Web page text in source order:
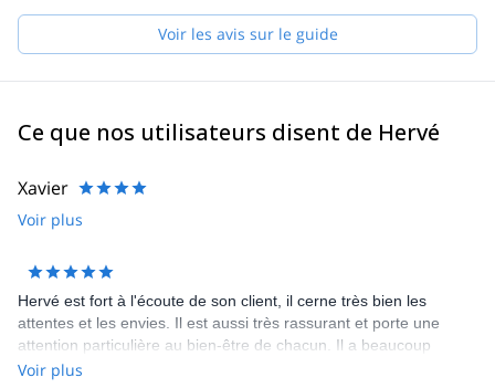
années 90, j'ai fait plusieurs programmes au Népal (Helambu,
clients : La traversée du Rolwaling (Perchamo, Mera Peak
Patagonie (en Argentine), le programme Manaslu au Népal,
J'aime emmener mes clients faire de l'alpinisme en été et du ski
de randonnée / héliski en hiver.
guide !
Voir les avis sur le guide
Ce que nos utilisateurs disent de Hervé
Xavier
Voir plus
Hervé est fort à l'écoute de son client, il cerne très bien les
attentes et les envies. Il est aussi très rassurant et porte une
attention particulière au bien-être de chacun. Il a beaucoup
d'expérience, on sent qu'il connaît bien la montagne et il est
Voir plus